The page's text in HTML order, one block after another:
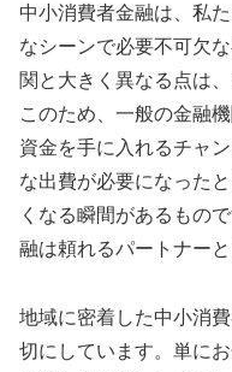
中小消費者金融は、私
なシーンで必要不可欠
関と大きく異なる点は
このため、一般の金融
資金を手に入れるチャ
な出費が必要になった
くなる瞬間があるもの
融は頼れるパートナー
地域に密着した中小消
切にしています。単に